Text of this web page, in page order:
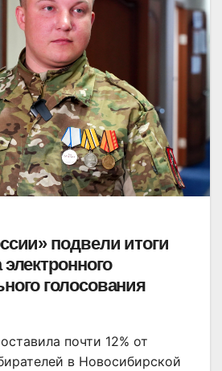
подвели итоги
голосования
почти 12% от
в Новосибирской